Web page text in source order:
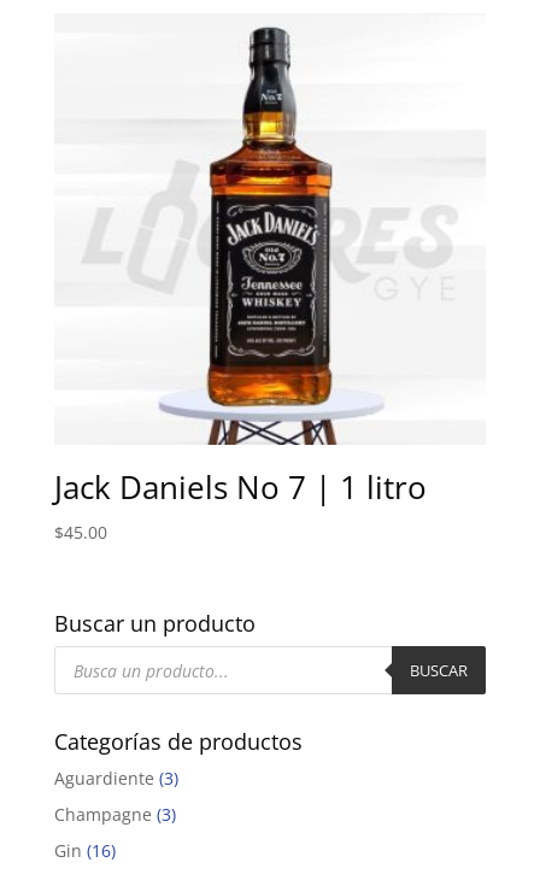
Jack Daniels No 7 | 1 litro
$45.00
Buscar un producto
Búsqueda
productos
BUSCAR
Categorías de productos
Aguardiente (3)
Champagne (3)
Gin (16)